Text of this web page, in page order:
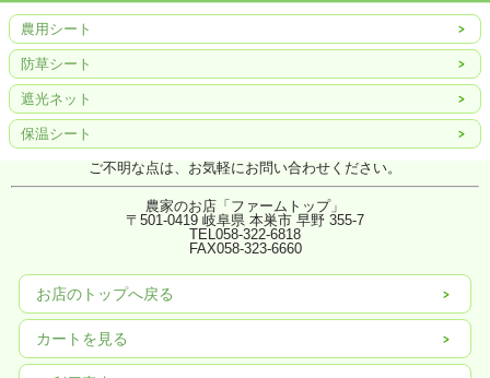
農用シート
防草シート
遮光ネット
保温シート
ご不明な点は、お気軽にお問い合わせください。
農家のお店「ファームトップ」
〒501-0419 岐阜県 本巣市 早野 355-7
TEL058-322-6818
FAX058-323-6660
お店のトップへ戻る
カートを見る